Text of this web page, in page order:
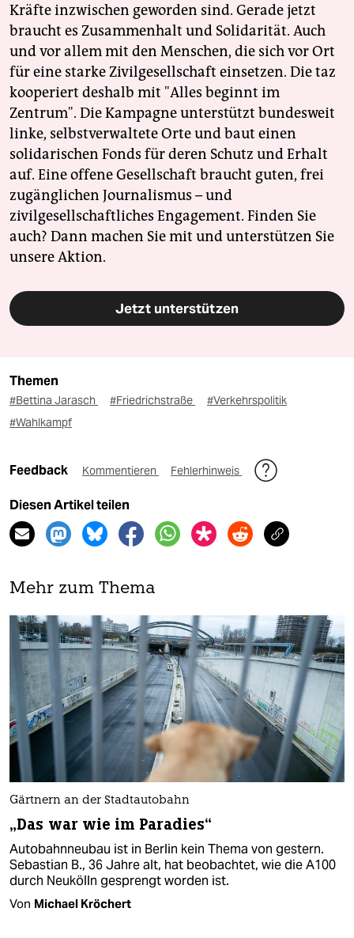
Kräfte inzwischen geworden sind. Gerade jetzt
braucht es Zusammenhalt und Solidarität. Auch
und vor allem mit den Menschen, die sich vor Ort
für eine starke Zivilgesellschaft einsetzen. Die taz
kooperiert deshalb mit "Alles beginnt im
Zentrum". Die Kampagne unterstützt bundesweit
linke, selbstverwaltete Orte und baut einen
solidarischen Fonds für deren Schutz und Erhalt
auf. Eine offene Gesellschaft braucht guten, frei
zugänglichen Journalismus – und
zivilgesellschaftliches Engagement. Finden Sie
auch? Dann machen Sie mit und unterstützen Sie
unsere Aktion.
Jetzt unterstützen
Themen
#Bettina Jarasch #Friedrichstraße
#Verkehrspolitik
#Wahlkampf
Feedback Kommentieren Fehlerhinweis
Diesen Artikel teilen
Mehr zum Thema
Gärtnern an der Stadtautobahn
„Das war wie im Paradies“
Autobahnneubau ist in Berlin kein Thema von gestern.
Sebastian B., 36 Jahre alt, hat beobachtet, wie die A100
durch Neukölln gesprengt worden ist.
Von Michael Kröchert